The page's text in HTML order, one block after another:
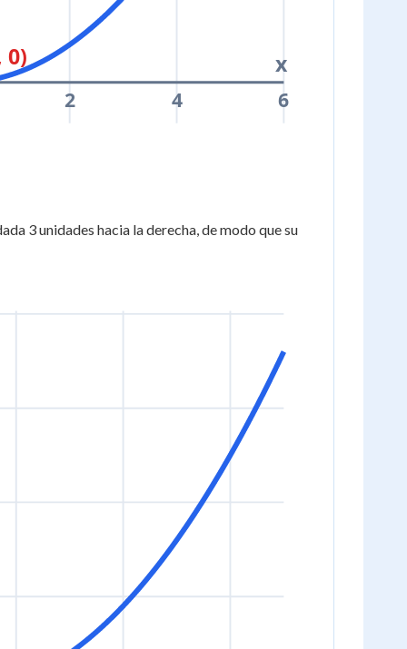
2 4 6
x
0)
3 unidades hacia la derecha, de modo que su